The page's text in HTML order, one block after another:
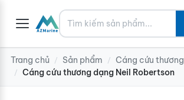
Tìm kiếm
Trang chủ / Sản phẩm / Cáng cứu thương
/ Cáng cứu thương dạng Neil Robertson